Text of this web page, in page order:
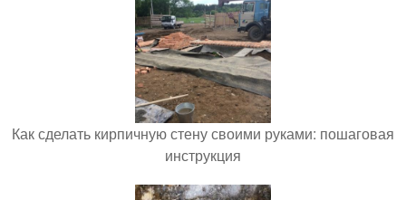
Как сделать кирпичную стену своими руками: пошаговая
инструкция